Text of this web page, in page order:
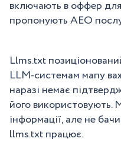
включають в оффер для
пропонують АЕО
Llms.txt
LLM-системам мапу
наразі немає
його використовують.
інформації, але не
llms.txt працює.